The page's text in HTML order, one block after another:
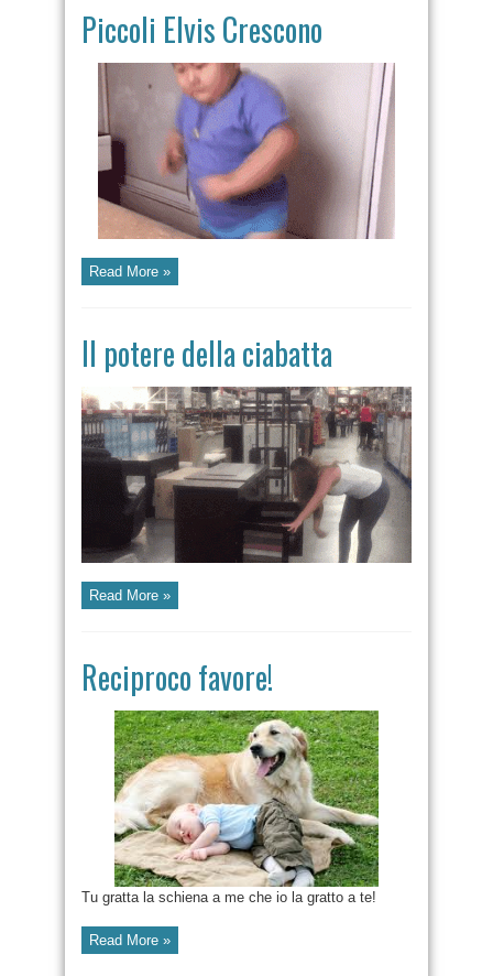
Piccoli Elvis Crescono
Read More »
Il potere della ciabatta
Read More »
Reciproco favore!
Tu gratta la schiena a me che io la gratto a te!
Read More »